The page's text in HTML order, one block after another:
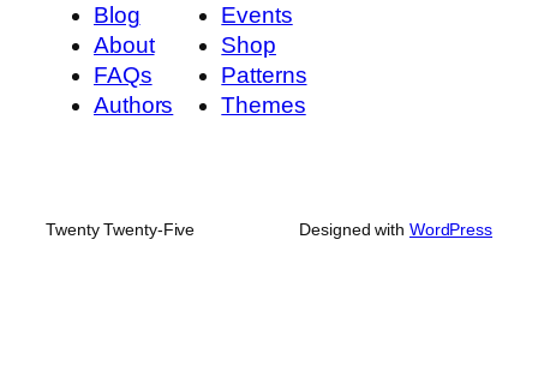
Blog
About
FAQs
Authors
Events
Shop
Patterns
Themes
Twenty Twenty-Five Designed with WordPress